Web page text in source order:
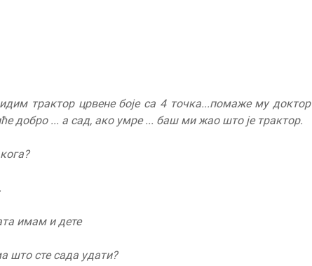
трактор црвене боје са 4 точка...помаже му доктор
добро ... а сад, ако умре ... баш ми жао што је трактор.
имам и дете
што сте сада удати?